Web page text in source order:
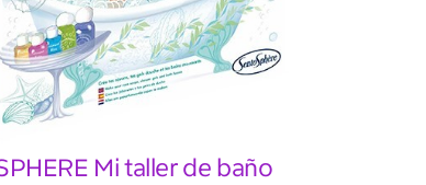
Mi taller de baño